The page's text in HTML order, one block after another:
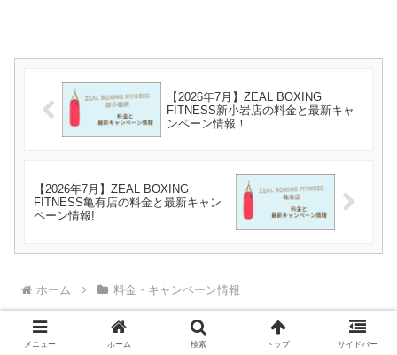
【2026年7月】ZEAL BOXING
FITNESS新小岩店の料金と最新キャ
ンペーン情報！
【2026年7月】ZEAL BOXING
FITNESS亀有店の料金と最新キャン
ペーン情報!
ホーム 料金・キャンペーン情報
メニュー ホーム 検索 トップ サイドバー